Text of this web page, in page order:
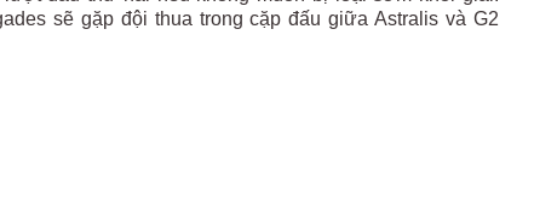
sẽ gặp đội thua trong cặp đấu giữa Astralis và G2